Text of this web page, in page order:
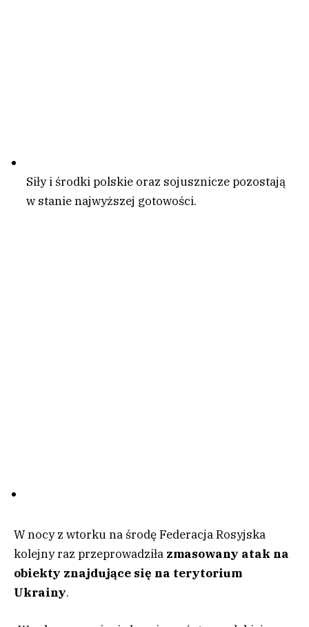
Siły i środki polskie oraz sojusznicze pozostają
w stanie najwyższej gotowości.
W nocy z wtorku na środę Federacja Rosyjska
kolejny raz przeprowadziła zmasowany atak na
obiekty znajdujące się na terytorium
Ukrainy.